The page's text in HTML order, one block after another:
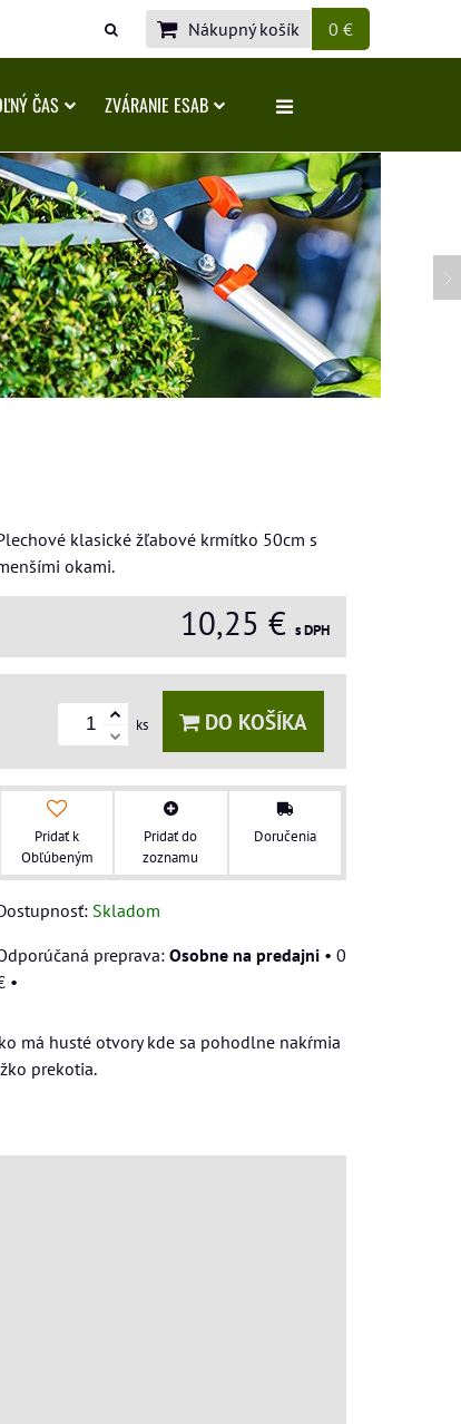
Nákupný košík 0 €
ČAS ZVÁRANIE ESAB
klasické žľabové krmítko 50cm s
okami.
10,25 € s DPH
ks DO KOŠÍKA
Pridať k
Obľúbeným
Pridať do
zoznamu
Doručenia
Skladom
Osobne na predajni • 0
•
má husté otvory kde sa pohodlne nakŕmia
prekotia.